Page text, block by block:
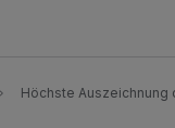
Höchste Auszeichnung